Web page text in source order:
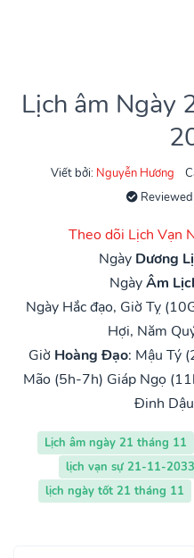
Lịch âm Ngày
Viết bởi: Nguyễn Hương
Theo dõi Lịch Vạn
Ngày Dương
NgàyÂm
Ngày Hắc đạo, Giờ Tỵ
Hợi, Năm
Giờ Hoàng Đạo: Mậu Tý
Mão (5h-7h) Giáp Ngọ
Đinh
Lịch âm ngày 21 tháng 11
lịch vạn sự 21-11-2033
lịch ngày tốt 21 tháng 11